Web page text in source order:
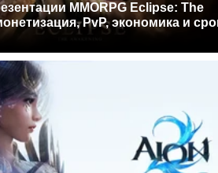
MMORPG Eclipse: The
PvP, экономика и